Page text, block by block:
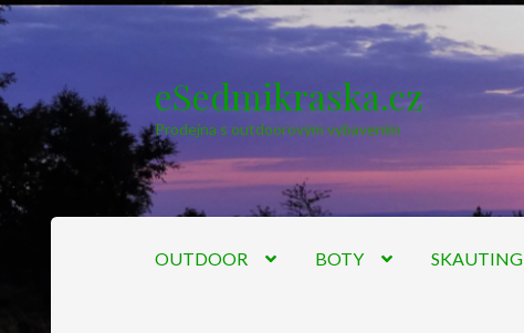
Přeskočit
na
navigaci
Přejít
k
obsahu
webu
eSedmikraska.cz
Prodejna s outdoorovým vybavením
OUTDOOR BOTY SKAUTING